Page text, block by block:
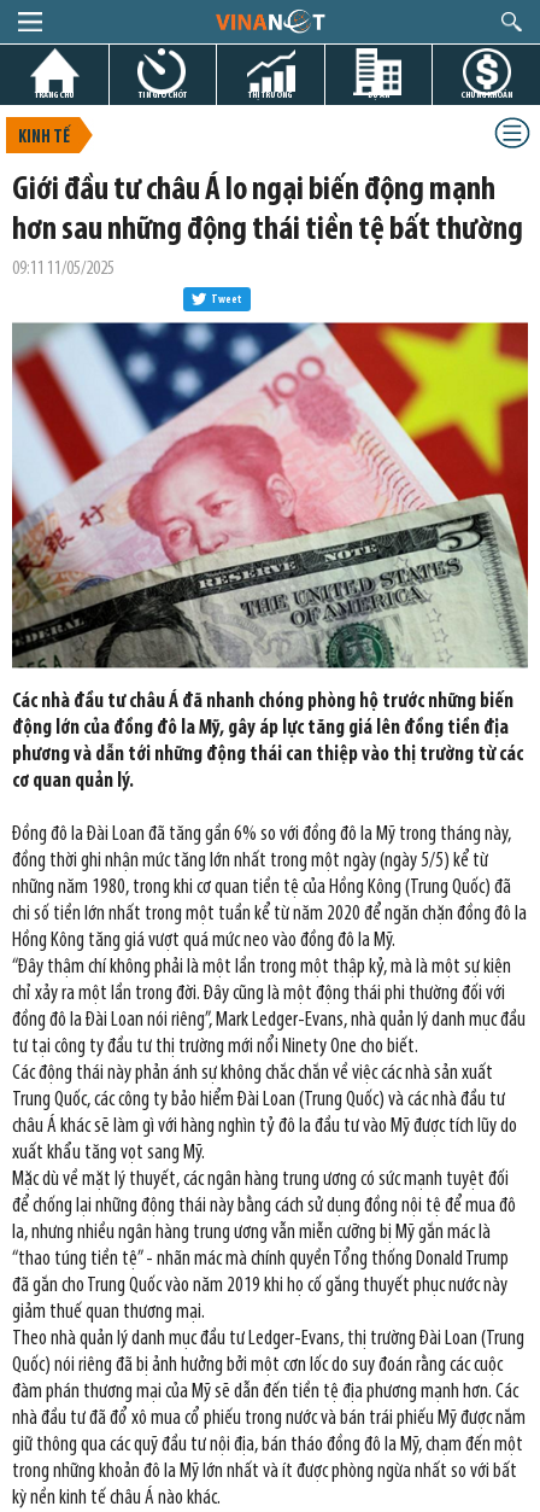
TRANG CHỦ TIN GIỜ CHÓT THỊ TRƯỜNG DỰ ÁN CHỨNG KHOÁN
KINH TẾ
Giới đầu tư châu Á lo ngại biến động mạnh
hơn sau những động thái tiền tệ bất thường
09:11 11/05/2025
Tweet
Các nhà đầu tư châu Á đã nhanh chóng phòng hộ trước những biến
động lớn của đồng đô la Mỹ, gây áp lực tăng giá lên đồng tiền địa
phương và dẫn tới những động thái can thiệp vào thị trường từ các
cơ quan quản lý.
Đồng đô la Đài Loan đã tăng gần 6% so với đồng đô la Mỹ trong tháng này,
đồng thời ghi nhận mức tăng lớn nhất trong một ngày (ngày 5/5) kể từ
những năm 1980, trong khi cơ quan tiền tệ của Hồng Kông (Trung Quốc) đã
chi số tiền lớn nhất trong một tuần kể từ năm 2020 để ngăn chặn đồng đô la
Hồng Kông tăng giá vượt quá mức neo vào đồng đô la Mỹ.
“Đây thậm chí không phải là một lần trong một thập kỷ, mà là một sự kiện
chỉ xảy ra một lần trong đời. Đây cũng là một động thái phi thường đối với
đồng đô la Đài Loan nói riêng”, Mark Ledger-Evans, nhà quản lý danh mục đầu
tư tại công ty đầu tư thị trường mới nổi Ninety One cho biết.
Các động thái này phản ánh sự không chắc chắn về việc các nhà sản xuất
Trung Quốc, các công ty bảo hiểm Đài Loan (Trung Quốc) và các nhà đầu tư
châu Á khác sẽ làm gì với hàng nghìn tỷ đô la đầu tư vào Mỹ được tích lũy do
xuất khẩu tăng vọt sang Mỹ.
Mặc dù về mặt lý thuyết, các ngân hàng trung ương có sức mạnh tuyệt đối
để chống lại những động thái này bằng cách sử dụng đồng nội tệ để mua đô
la, nhưng nhiều ngân hàng trung ương vẫn miễn cưỡng bị Mỹ gắn mác là
“thao túng tiền tệ” - nhãn mác mà chính quyền Tổng thống Donald Trump
đã gắn cho Trung Quốc vào năm 2019 khi họ cố gắng thuyết phục nước này
giảm thuế quan thương mại.
Theo nhà quản lý danh mục đầu tư Ledger-Evans, thị trường Đài Loan (Trung
Quốc) nói riêng đã bị ảnh hưởng bởi một cơn lốc do suy đoán rằng các cuộc
đàm phán thương mại của Mỹ sẽ dẫn đến tiền tệ địa phương mạnh hơn. Các
nhà đầu tư đã đổ xô mua cổ phiếu trong nước và bán trái phiếu Mỹ được nắm
giữ thông qua các quỹ đầu tư nội địa, bán tháo đồng đô la Mỹ, chạm đến một
trong những khoản đô la Mỹ lớn nhất và ít được phòng ngừa nhất so với bất
kỳ nền kinh tế châu Á nào khác.